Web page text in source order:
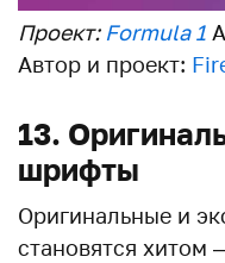
Проект: Formula 1
Автор и проект:
13.
шрифты
Оригинальные и
становятся хитом